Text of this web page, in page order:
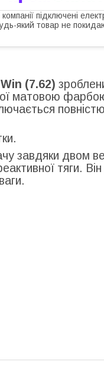
підключені
який товар не
(7.62)
матовою
завдяки двом
тяги.